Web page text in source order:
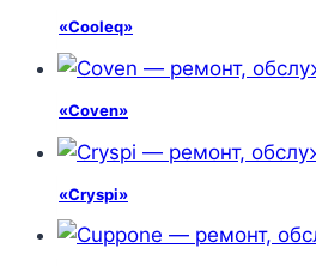
«Cooleq»
«Coven»
«Cryspi»